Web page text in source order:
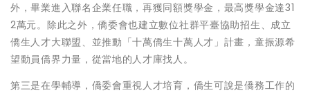
外，畢業進入聯名企業任職，再獲同額獎學金，最高獎學金達31
2萬元。除此之外，僑委會也建立數位社群平臺協助招生、成立
僑生人才大聯盟、並推動「十萬僑生十萬人才」計畫，童振源希
望動員僑界力量，從當地的人才庫找人。
第三是在學輔導，僑委會重視人才培育，僑生可說是僑務工作的